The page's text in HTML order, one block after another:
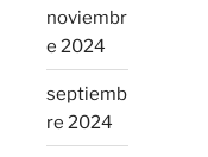
noviembr
e 2024
septiemb
re 2024